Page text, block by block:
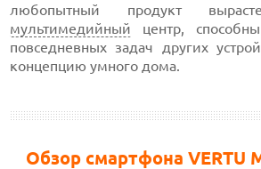
любопытный продукт
мультимедийный центр,
повседневных задач других
концепцию умного дома.
Обзор смартфона VERTU